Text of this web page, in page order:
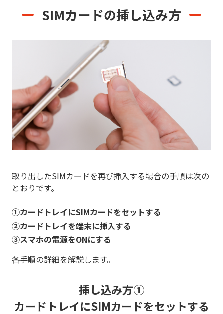
SIMカードの挿し込み方
取り出したSIMカードを再び挿入する場合の手順は次の
とおりです。
①カードトレイにSIMカードをセットする
②カードトレイを端末に挿入する
③スマホの電源をONにする
各手順の詳細を解説します。
挿し込み方①
カードトレイにSIMカードをセットする